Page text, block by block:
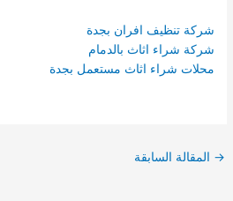
شركة تنظيف افران بجدة
شركة شراء اثاث بالدمام
محلات شراء اثاث مستعمل بجدة
→ المقالة السابقة